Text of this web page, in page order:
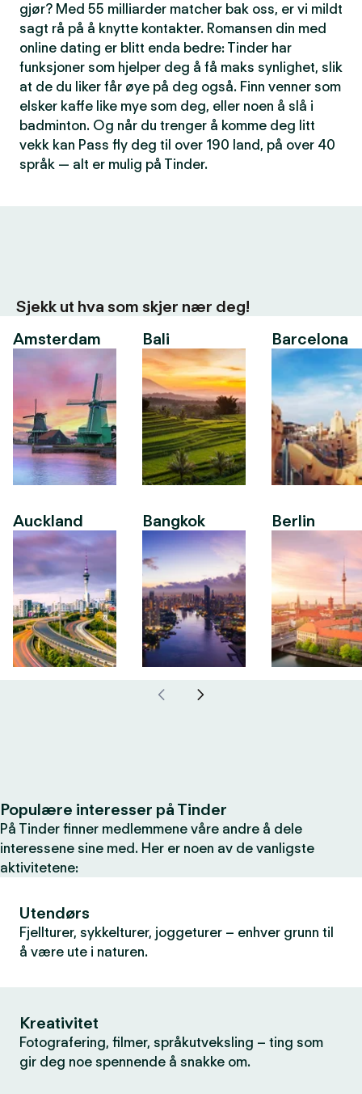
gjør? Med 55 milliarder matcher bak oss, er vi mildt
sagt rå på å knytte kontakter. Romansen din med
online dating er blitt enda bedre: Tinder har
funksjoner som hjelper deg å få maks synlighet, slik
at de du liker får øye på deg også. Finn venner som
elsker kaffe like mye som deg, eller noen å slå i
badminton. Og når du trenger å komme deg litt
vekk kan Pass fly deg til over 190 land, på over 40
språk — alt er mulig på Tinder.
Sjekk ut hva som skjer nær deg!
Amsterdam
Auckland
Bali
Bangkok
Barcelona
Berlin
Populære interesser på Tinder
På Tinder finner medlemmene våre andre å dele
interessene sine med. Her er noen av de vanligste
aktivitetene:
Utendørs
Fjellturer, sykkelturer, joggeturer – enhver grunn til
å være ute i naturen.
Kreativitet
Fotografering, filmer, språkutveksling – ting som
gir deg noe spennende å snakke om.